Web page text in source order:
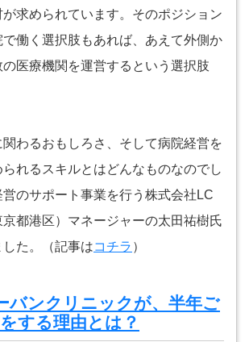
求められています。そのポジション
で働く選択肢もあれば、あえて外側か
医療機関を運営するという選択肢
わるおもしろさ、そして病院経営を
れるスキルとはどんなものなのでし
営のサポート事業を行う株式会社LC
京都港区）マネージャーの太田祐樹氏
た。（記事はコチラ ）
バンクリニックが、半年ご
する理由とは？